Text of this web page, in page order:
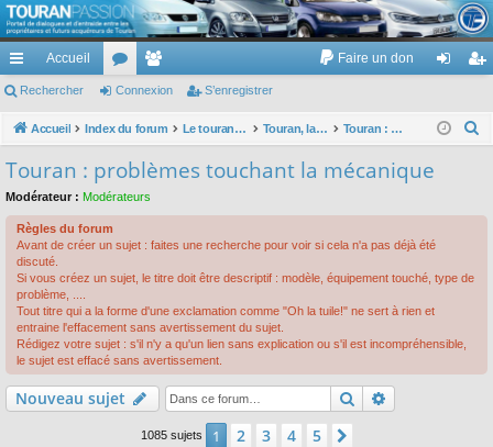
TouranPassion
Le forum des propriétaires ou futurs acquéreurs du Volkswagen Touran
cc
ès
pi
de
Accueil
or
u
e
m
Faire un don
ne nr
Rechercher Connexion S’enregistrer
Accueil Index du forum Le touran dans ses versions I (V1 V2 V3) et II ... Touran, la mécanique : moteurs, boites, transmissions, freins, direction, roues Touran : problèmes touchant la mécanique
Touran : problèmes touchant la mécanique
Modérateur : Modérateurs
Règles du forum
Avant de créer un sujet : faites une recherche pour voir si cela n'a pas déjà été
discuté.
Si vous créez un sujet, le titre doit être descriptif : modèle, équipement touché, type de
problème, ....
Tout titre qui a la forme d'une exclamation comme "Oh la tuile!" ne sert à rien et
entraine l'effacement sans avertissement du sujet.
Rédigez votre sujet : s'il n'y a qu'un lien sans explication ou s'il est incompréhensible,
le sujet est effacé sans avertissement.
Nouveau sujet Rechercher
1085 sujets 1 2 3 4 5